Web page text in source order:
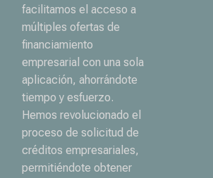
facilitamos el acceso a
múltiples ofertas de
financiamiento
empresarial con una sola
aplicación, ahorrándote
tiempo y esfuerzo.
Hemos revolucionado el
proceso de solicitud de
créditos empresariales,
permitiéndote obtener